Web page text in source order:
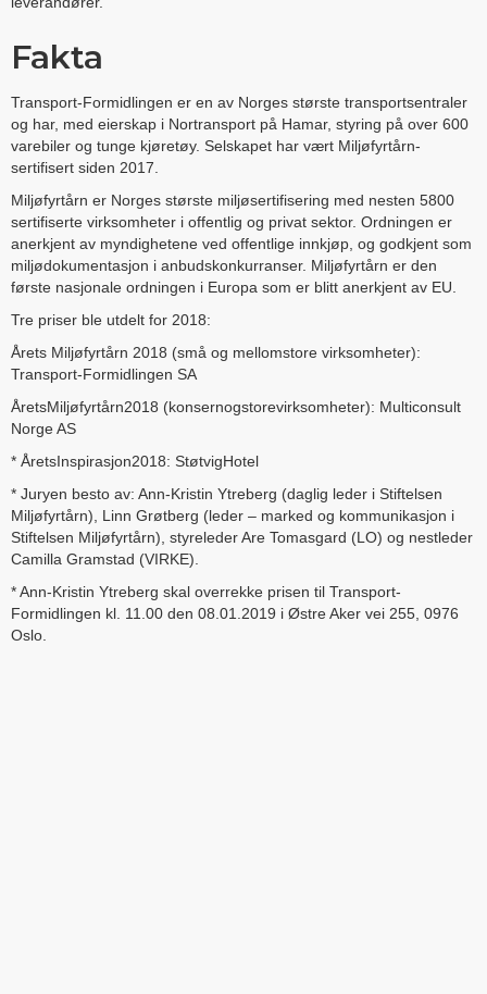
Fakta
Transport-Formidlingen er en av Norges største transportsentraler
og har, med eierskap i Nortransport på Hamar, styring på over 600
varebiler og tunge kjøretøy. Selskapet har vært Miljøfyrtårn-
sertifisert siden 2017.
Miljøfyrtårn er Norges største miljøsertifisering med nesten 5800
sertifiserte virksomheter i offentlig og privat sektor. Ordningen er
anerkjent av myndighetene ved offentlige innkjøp, og godkjent som
miljødokumentasjon i anbudskonkurranser. Miljøfyrtårn er den
første nasjonale ordningen i Europa som er blitt anerkjent av EU.
Tre priser ble utdelt for 2018:
Årets Miljøfyrtårn 2018 (små og mellomstore virksomheter):
Transport-Formidlingen SA
ÅretsMiljøfyrtårn2018 (konsernogstorevirksomheter): Multiconsult
Norge AS
* ÅretsInspirasjon2018: StøtvigHotel
* Juryen besto av: Ann-Kristin Ytreberg (daglig leder i Stiftelsen
Miljøfyrtårn), Linn Grøtberg (leder – marked og kommunikasjon i
Stiftelsen Miljøfyrtårn), styreleder Are Tomasgard (LO) og nestleder
Camilla Gramstad (VIRKE).
* Ann-Kristin Ytreberg skal overrekke prisen til Transport-
Formidlingen kl. 11.00 den 08.01.2019 i Østre Aker vei 255, 0976
Oslo.